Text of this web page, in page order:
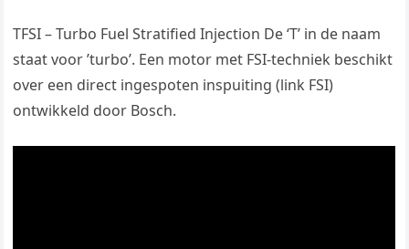
TFSI – Turbo Fuel Stratified Injection De ‘T’ in de naam
staat voor ’turbo’. Een motor met FSI-techniek beschikt
over een direct ingespoten inspuiting (link FSI)
ontwikkeld door Bosch.